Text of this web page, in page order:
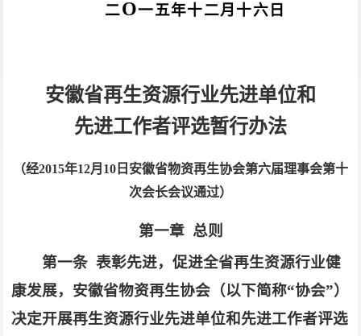
二O一五年十二月十六日
安徽省再生资源行业先进单位和
先进工作者评选暂行办法
（经2015年12月 10 日安徽省物资再生协会第六届理事会第十
次会长会议通过）
第一章 总则
第一条 表彰先进，促进全省再生资源行业健
康发展，安徽省物资再生协会（以下简称“协会”）
决定开展再生资源行业先进单位和先进工作者评选